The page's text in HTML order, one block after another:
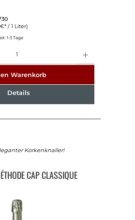
/ 1 Liter)
1-3 Tage
Warenkorb
Details
Korkenknaller!
CAP CLASSIQUE